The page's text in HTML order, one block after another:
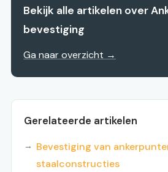
Bekijk alle artikelen over
bevestiging
Ga naar overzicht →
Gerelateerde artikelen
Bevestiging van
staalconstructies